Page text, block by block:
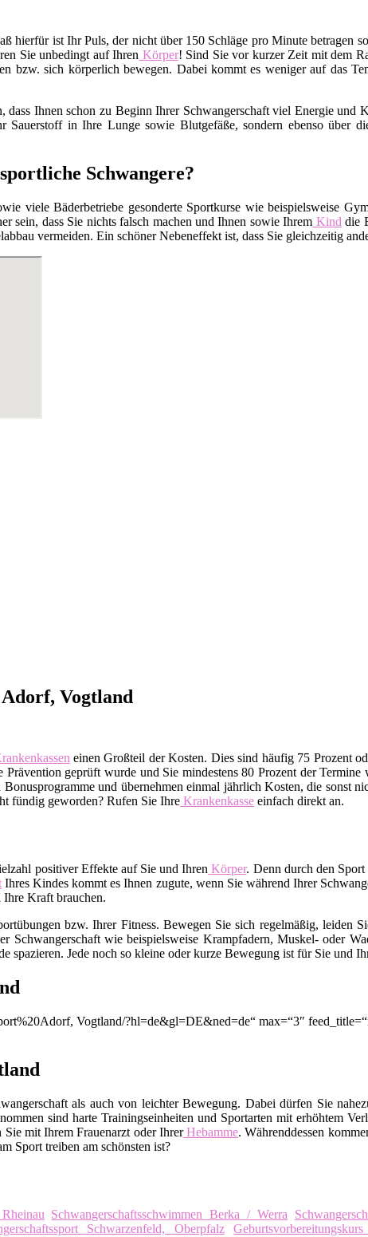
hierfür ist Ihr Puls, der nicht über 150 Schläge pro Minute betragen
Sie unbedingt auf Ihren Körper! Sind Sie vor kurzer Zeit mit dem
bzw. sich körperlich bewegen. Dabei kommt es weniger auf das
dass Ihnen schon zu Beginn Ihrer Schwangerschaft viel Energie
in Ihre Lunge sowie Blutgefäße, sondern ebenso über
Schwangere?
viele Bäderbetriebe gesonderte Sportkurse wie beispielsweise
sein, dass Sie nichts falsch machen und Ihnen sowie Ihrem Kind die
vermeiden. Ein schöner Nebeneffekt ist, dass Sie gleichzeitig
Vogtland
einen Großteil der Kosten. Dies sind häufig 75 Prozent
geprüft wurde und Sie mindestens 80 Prozent der
und übernehmen einmal jährlich Kosten, die sonst
fündig geworden? Rufen Sie Ihre Krankenkasse einfach direkt an.
positiver Effekte auf Sie und Ihren Körper. Denn durch den Sport
Ihres Kindes kommt es Ihnen zugute, wenn Sie während Ihrer
Kraft brauchen.
bzw. Ihrer Fitness. Bewegen Sie sich regelmäßig, leiden
Schwangerschaft wie beispielsweise Krampfadern, Muskel- oder
spazieren. Jede noch so kleine oder kurze Bewegung ist für Sie und
Vogtland/?hl=de&gl=DE&ned=de“ max=“3″
als auch von leichter Bewegung. Dabei dürfen Sie
sind harte Trainingseinheiten und Sportarten mit erhöhtem
Sie mit Ihrem Frauenarzt oder IhrerHebamme. Währenddessen
Sport treiben am schönsten ist?
Schwangerschaftsschwimmen Berka / Werra
Schwarzenfeld, Oberpfalz